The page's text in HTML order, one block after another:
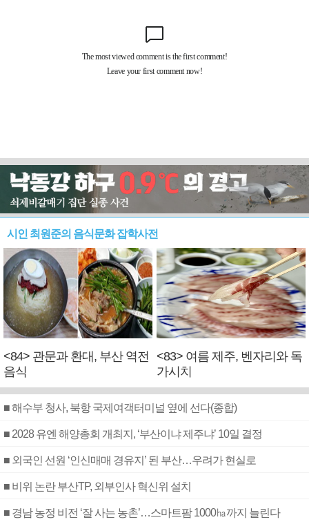
시인 최원준의 음식문화 잡학사전
<84> 관문과 환대, 부산 역전
음식
<83> 여름 제주, 벤자리와 독
가시치
■ 해수부 청사, 북항 국제여객터미널 옆에 선다(종합)
■ 2028 유엔 해양총회 개최지, ‘부산이냐 제주냐’ 10일 결정
■ 외국인 선원 ‘인신매매 경유지’ 된 부산…우려가 현실로
■ 비위 논란 부산TP, 외부인사 혁신위 설치
■ 경남 농정 비전 ‘잘 사는 농촌’…스마트팜 1000㏊까지 늘린다